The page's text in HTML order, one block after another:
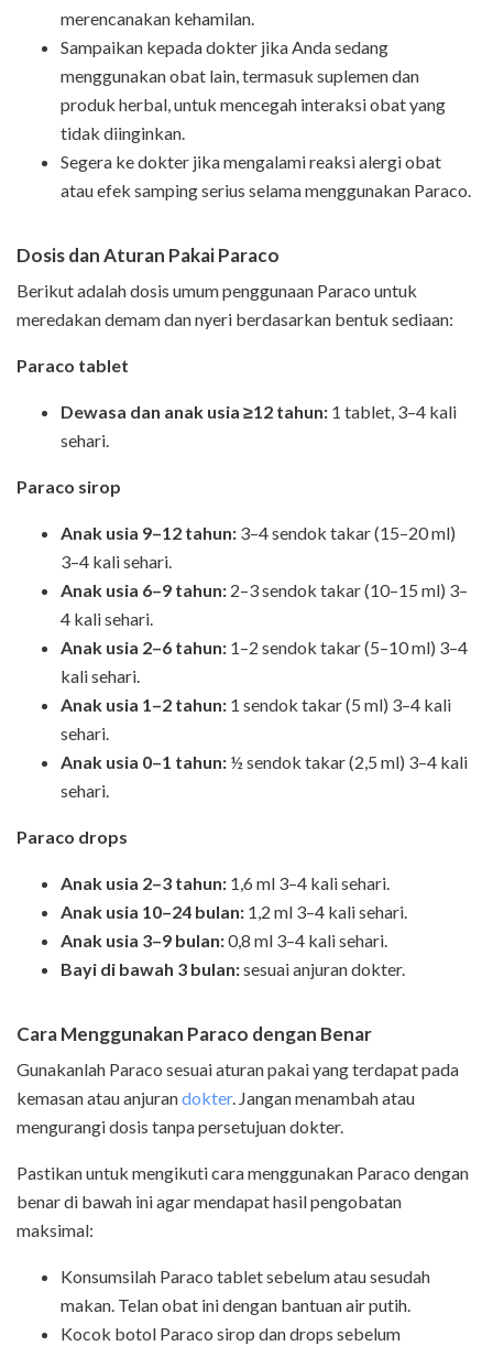
merencanakan kehamilan.
Sampaikan kepada dokter jika Anda sedang
menggunakan obat lain, termasuk suplemen dan
produk herbal, untuk mencegah interaksi obat yang
tidak diinginkan.
Segera ke dokter jika mengalami reaksi alergi obat
atau efek samping serius selama menggunakan Paraco.
Dosis dan Aturan Pakai Paraco
Berikut adalah dosis umum penggunaan Paraco untuk
meredakan demam dan nyeri berdasarkan bentuk sediaan:
Paraco tablet
Dewasa dan anak usia ≥12 tahun: 1 tablet, 3–4 kali
sehari.
Paraco sirop
Anak usia 9–12 tahun: 3–4 sendok takar (15–20 ml)
3–4 kali sehari.
Anak usia 6–9 tahun: 2–3 sendok takar (10–15 ml) 3–
4 kali sehari.
Anak usia 2–6 tahun: 1–2 sendok takar (5–10 ml) 3–4
kali sehari.
Anak usia 1–2 tahun: 1 sendok takar (5 ml) 3–4 kali
sehari.
Anak usia 0–1 tahun: ½ sendok takar (2,5 ml) 3–4 kali
sehari.
Paraco drops
Anak usia 2–3 tahun: 1,6 ml 3–4 kali sehari.
Anak usia 10–24 bulan: 1,2 ml 3–4 kali sehari.
Anak usia 3–9 bulan:0,8 ml 3–4 kali sehari.
Bayi di bawah 3 bulan:sesuai anjuran dokter.
Cara Menggunakan Paraco dengan Benar
Gunakanlah Paraco sesuai aturan pakai yang terdapat pada
kemasan atau anjurandokter. Jangan menambah atau
mengurangi dosis tanpa persetujuan dokter.
Pastikan untuk mengikuti cara menggunakan Paraco dengan
benar di bawah ini agar mendapat hasil pengobatan
maksimal:
Konsumsilah Paraco tablet sebelum atau sesudah
makan. Telan obat ini dengan bantuan air putih.
Kocok botol Paraco sirop dan drops sebelum